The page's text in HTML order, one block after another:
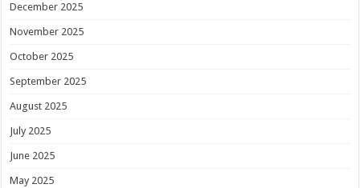
December 2025
November 2025
October 2025
September 2025
August 2025
July 2025
June 2025
May 2025